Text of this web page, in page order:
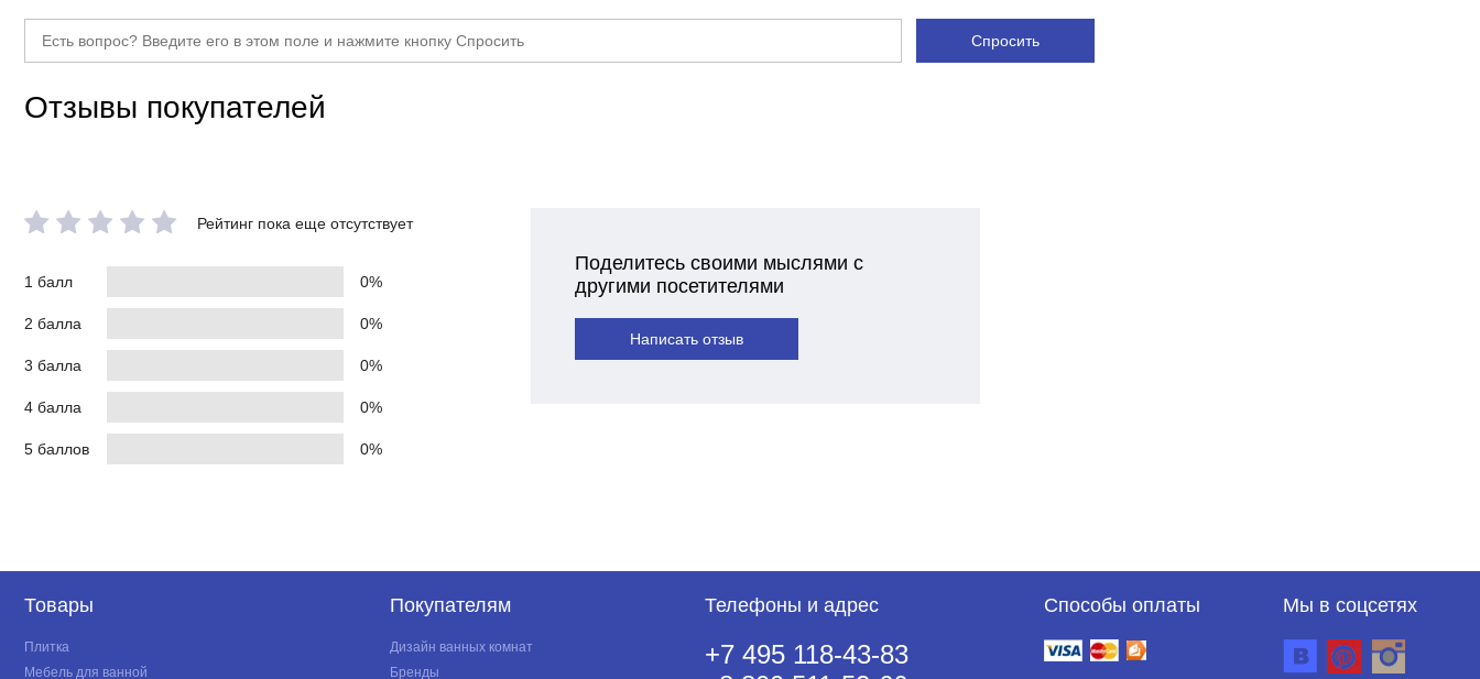
Спросить
Отзывы покупателей
Рейтинг пока еще отсутствует
1 балл 0%
2 балла 0%
3 балла 0%
4 балла 0%
5 баллов 0%
Поделитесь своими мыслями с
другими посетителями
Написать отзыв
Товары
Плитка
Мебель для ванной
Покупателям
Дизайн ванных комнат
Бренды
Телефоны и адрес
+7 495 118-43-83
Способы оплаты Мы в соцсетях